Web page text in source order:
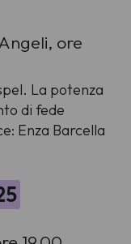
ore
La potenza
di fede
Enza Barcella